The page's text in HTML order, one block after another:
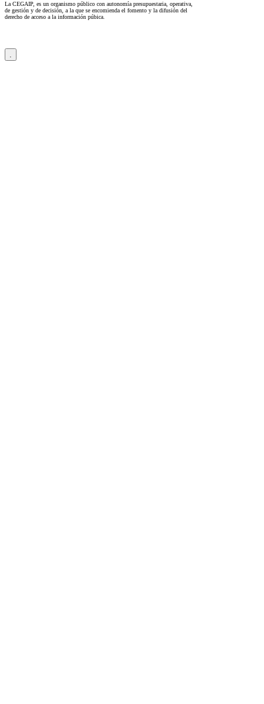
La CEGAIP, es un organismo público con autonomía presupuestaria, operativa,
de gestión y de decisión, a la que se encomienda el fomento y la difusión del
derecho de acceso a la información púbica.